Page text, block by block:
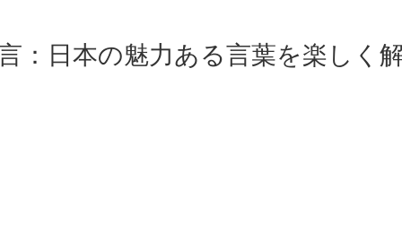
：日本の魅力ある言葉を楽しく